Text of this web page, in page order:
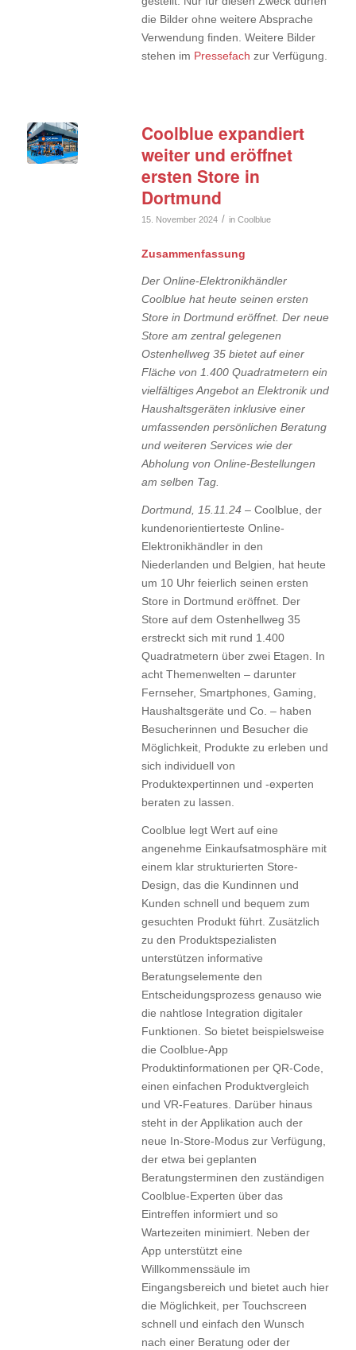
die Bilder ohne weitere Absprache
Verwendung finden. Weitere Bilder
stehen im Pressefach zur Verfügung.
Coolblue expandiert
weiter und eröffnet
ersten Store in
Dortmund
15. November 2024 / in Coolblue
Zusammenfassung
Der Online-Elektronikhändler
Coolblue hat heute seinen ersten
Store in Dortmund eröffnet. Der neue
Store am zentral gelegenen
Ostenhellweg 35 bietet auf einer
Fläche von 1.400 Quadratmetern ein
vielfältiges Angebot an Elektronik und
Haushaltsgeräten inklusive einer
umfassenden persönlichen Beratung
und weiteren Services wie der
Abholung von Online-Bestellungen
am selben Tag.
Dortmund, 15.11.24 – Coolblue, der
kundenorientierteste Online-
Elektronikhändler in den
Niederlanden und Belgien, hat heute
um 10 Uhr feierlich seinen ersten
Store in Dortmund eröffnet. Der
Store auf dem Ostenhellweg 35
erstreckt sich mit rund 1.400
Quadratmetern über zwei Etagen. In
acht Themenwelten – darunter
Fernseher, Smartphones, Gaming,
Haushaltsgeräte und Co. – haben
Besucherinnen und Besucher die
Möglichkeit, Produkte zu erleben und
sich individuell von
Produktexpertinnen und -experten
beraten zu lassen.
Coolblue legt Wert auf eine
angenehme Einkaufsatmosphäre mit
einem klar strukturierten Store-
Design, das die Kundinnen und
Kunden schnell und bequem zum
gesuchten Produkt führt. Zusätzlich
zu den Produktspezialisten
unterstützen informative
Beratungselemente den
Entscheidungsprozess genauso wie
die nahtlose Integration digitaler
Funktionen. So bietet beispielsweise
die Coolblue-App
Produktinformationen per QR-Code,
einen einfachen Produktvergleich
und VR-Features. Darüber hinaus
steht in der Applikation auch der
neue In-Store-Modus zur Verfügung,
der etwa bei geplanten
Beratungsterminen den zuständigen
Coolblue-Experten über das
Eintreffen informiert und so
Wartezeiten minimiert. Neben der
App unterstützt eine
Willkommenssäule im
Eingangsbereich und bietet auch hier
die Möglichkeit, per Touchscreen
schnell und einfach den Wunsch
nach einer Beratung oder der